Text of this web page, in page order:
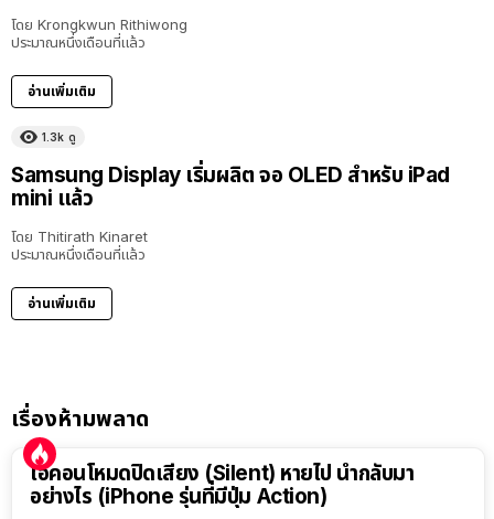
โดย Krongkwun Rithiwong
ประมาณหนึ่งเดือนที่แล้ว
อ่านเพิ่มเติม
1.3k ดู
Samsung Display เริ่มผลิต จอ OLED สำหรับ iPad
mini แล้ว
โดย Thitirath Kinaret
ประมาณหนึ่งเดือนที่แล้ว
อ่านเพิ่มเติม
เรื่องห้ามพลาด
ไอคอนโหมดปิดเสียง (Silent) หายไป นำกลับมา
อย่างไร (iPhone รุ่นที่มีปุ่ม Action)